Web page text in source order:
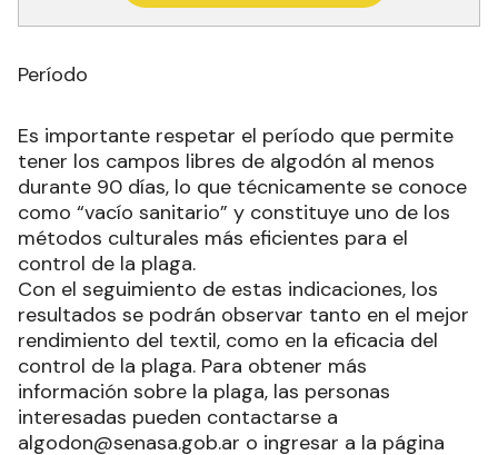
Período
Es importante respetar el período que permite
tener los campos libres de algodón al menos
durante 90 días, lo que técnicamente se conoce
como “vacío sanitario” y constituye uno de los
métodos culturales más eficientes para el
control de la plaga.
Con el seguimiento de estas indicaciones, los
resultados se podrán observar tanto en el mejor
rendimiento del textil, como en la eficacia del
control de la plaga. Para obtener más
información sobre la plaga, las personas
interesadas pueden contactarse a
algodon@senasa.gob.ar o ingresar a la página